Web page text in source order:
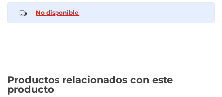
No disponible
Productos relacionados con este
producto